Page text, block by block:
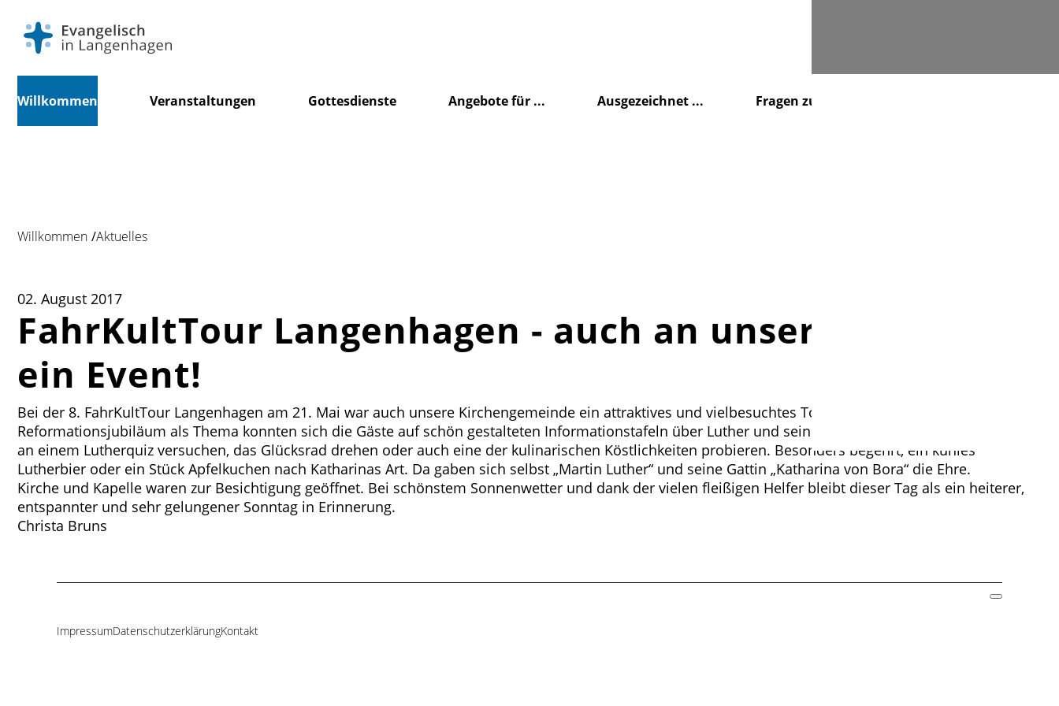
überspringen
Willkommen Veranstaltungen Gottesdienste Angebote für ... Ausgezeichnet ... Fragen zu...
Willkommen Aktuelles
02. August 2017
FahrKultTour Langenhagen - auch an unserer Kirche
ein Event!
Bei der 8. FahrKultTour Langenhagen am 21. Mai war auch unsere Kirchengemeinde ein attraktives und vielbesuchtes Tourenziel. Mit dem
Reformationsjubiläum als Thema konnten sich die Gäste auf schön gestalteten Informationstafeln über Luther und seine Weggefährten informieren, sich
an einem Lutherquiz versuchen, das Glücksrad drehen oder auch eine der kulinarischen Köstlichkeiten probieren. Besonders begehrt, ein kühles
Lutherbier oder ein Stück Apfelkuchen nach Katharinas Art. Da gaben sich selbst „Martin Luther“ und seine Gattin „Katharina von Bora“ die Ehre.
Kirche und Kapelle waren zur Besichtigung geöffnet. Bei schönstem Sonnenwetter und dank der vielen fleißigen Helfer bleibt dieser Tag als ein heiterer,
entspannter und sehr gelungener Sonntag in Erinnerung.
Christa Bruns
Navigation
ImpressumDatenschutzerklärungKontakt